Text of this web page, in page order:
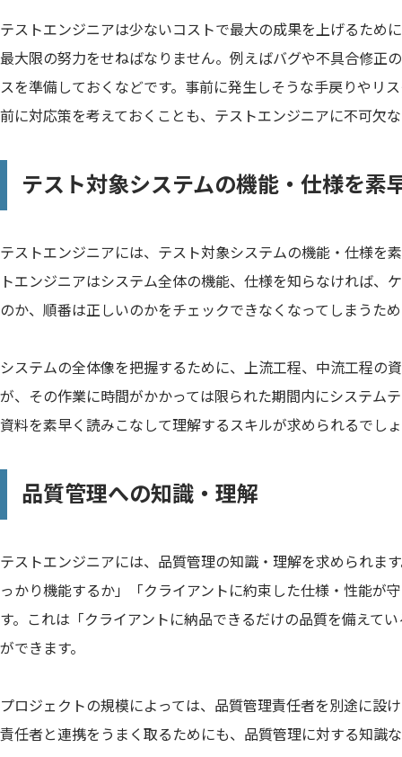
テストエンジニアは少ないコストで最大の成果を上げるため
最大限の努力をせねばなりません。例えばバグや不具合修正
スを準備しておくなどです。事前に発生しそうな手戻りやリ
前に対応策を考えておくことも、テストエンジニアに不可欠
テスト対象システムの機能・仕様を素
テストエンジニアには、テスト対象システムの機能・仕様を
トエンジニアはシステム全体の機能、仕様を知らなければ、
のか、順番は正しいのかをチェックできなくなってしまうた
システムの全体像を把握するために、上流工程、中流工程の
が、その作業に時間がかかっては限られた期間内にシステム
資料を素早く読みこなして理解するスキルが求められるでし
品質管理への知識・理解
テストエンジニアには、品質管理の知識・理解を求められま
っかり機能するか」「クライアントに約束した仕様・性能が
す。これは「クライアントに納品できるだけの品質を備えて
ができます。
プロジェクトの規模によっては、品質管理責任者を別途に設
責任者と連携をうまく取るためにも、品質管理に対する知識